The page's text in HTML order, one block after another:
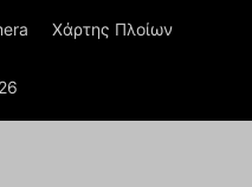
Χάρτης Πλοίων